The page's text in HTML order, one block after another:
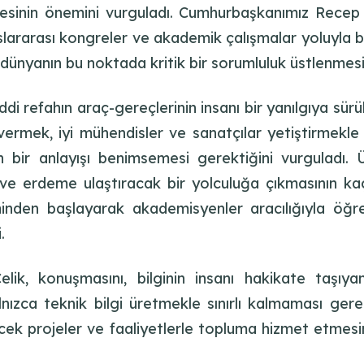
önemini vurguladı. Cumhurbaşkanımız
kongreler ve akademik çalışmalar yoluyla
bu noktada kritik bir sorumluluk
refahın araç-gereçlerinin insanı bir yanılgıya
iyi mühendisler ve sanatçılar
anlayışı benimsemesi gerektiğini vurguladı.
erdeme ulaştıracak bir yolculuğa çıkmasının
başlayarak akademisyenler aracılığıyla
konuşmasını, bilginin insanı hakikate
teknik bilgi üretmekle sınırlı kalmaması
projeler ve faaliyetlerle topluma hizmet